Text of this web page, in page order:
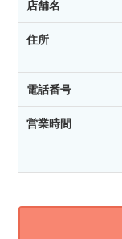
店舗名
住所
電話番号
営業時間